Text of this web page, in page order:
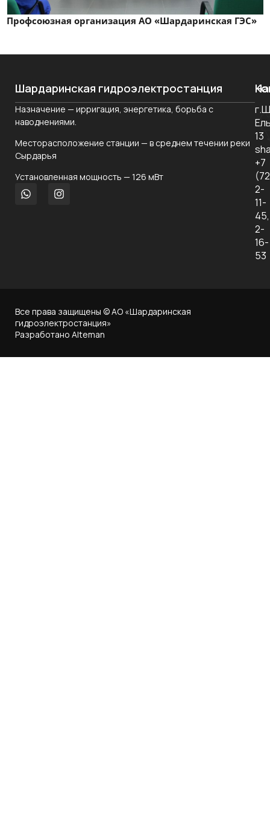
Профсоюзная организация АО «Шардаринская ГЭС»
Шардаринская гидроэлектростанция
Назначение — ирригация, энергетика, борьба с
наводнениями.
Месторасположение станции — в среднем течении реки
Сырдарья
Установленная мощность — 126 мВт
О
13
+7
2-
11-
45,
2-
16-
53
Все права защищены © АО «Шардаринская
гидроэлектростанция»
Разработано Alteman